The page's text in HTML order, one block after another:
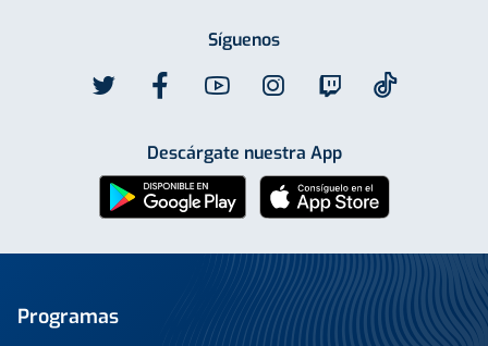
Síguenos
Descárgate nuestra App
Programas